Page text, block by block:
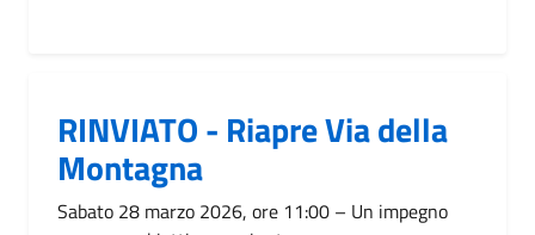
RINVIATO - Riapre Via della
Montagna
Sabato 28 marzo 2026, ore 11:00 – Un impegno